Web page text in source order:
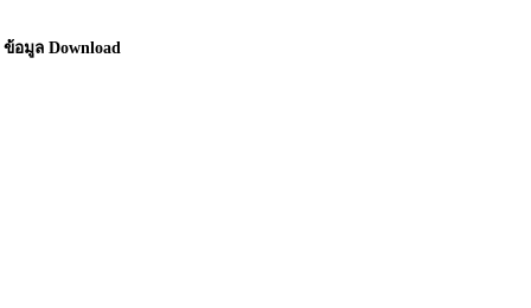
ข้อมูล Download